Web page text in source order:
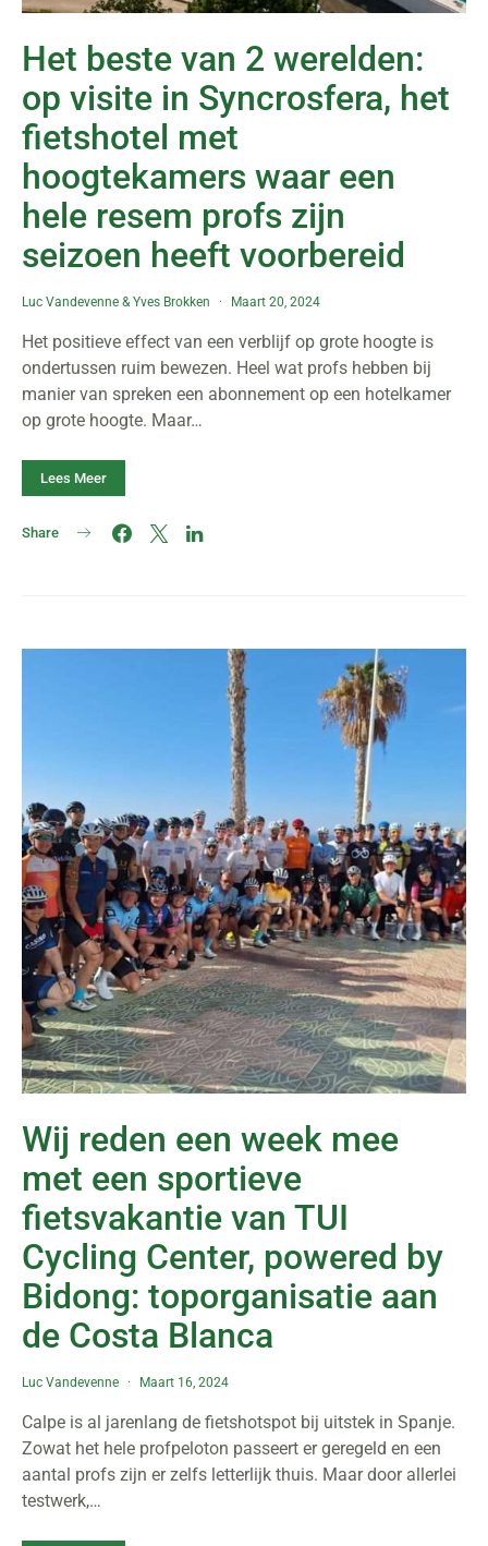
Het beste van 2 werelden:
op visite in Syncrosfera, het
fietshotel met
hoogtekamers waar een
hele resem profs zijn
seizoen heeft voorbereid
Luc Vandevenne &Yves Brokken Maart 20, 2024
Het positieve effect van een verblijf op grote hoogte is
ondertussen ruim bewezen. Heel wat profs hebben bij
manier van spreken een abonnement op een hotelkamer
op grote hoogte. Maar…
Lees Meer
Share
Wij reden een week mee
met een sportieve
fietsvakantie van TUI
Cycling Center, powered by
Bidong: toporganisatie aan
de Costa Blanca
Luc Vandevenne Maart 16, 2024
Calpe is al jarenlang de fietshotspot bij uitstek in Spanje.
Zowat het hele profpeloton passeert er geregeld en een
aantal profs zijn er zelfs letterlijk thuis. Maar door allerlei
testwerk,…